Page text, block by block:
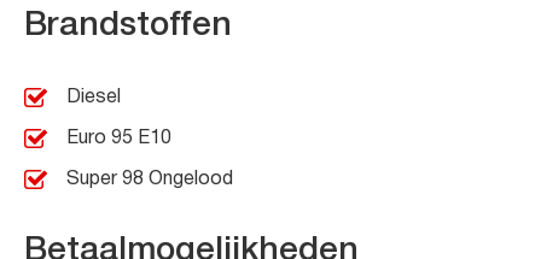
Brandstoffen
Diesel
Euro 95 E10
Super 98 Ongelood
Betaalmogelijkheden